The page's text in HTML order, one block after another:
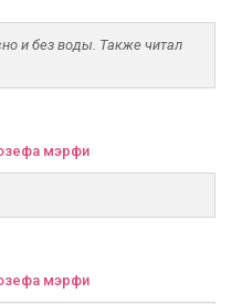
и без воды. Также читал
мэрфи
мэрфи